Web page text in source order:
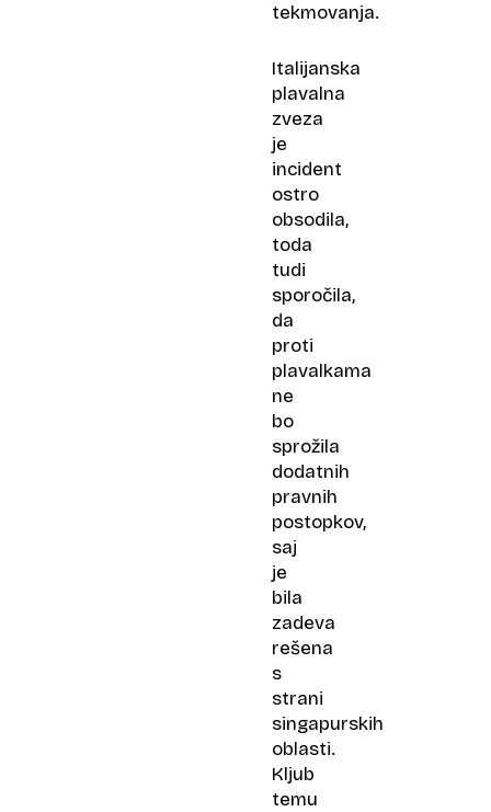
tekmovanja.
Italijanska
plavalna
zveza
je
incident
ostro
obsodila,
toda
tudi
sporočila,
da
proti
plavalkama
ne
bo
sprožila
dodatnih
pravnih
postopkov,
saj
je
bila
zadeva
rešena
s
strani
singapurskih
oblasti.
Kljub
temu